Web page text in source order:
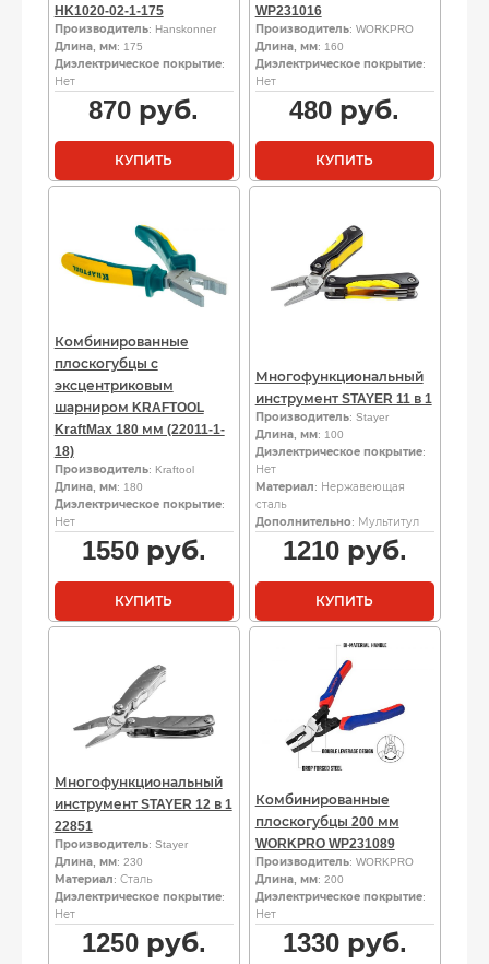
HK1020-02-1-175
Производитель: Hanskonner
Длина, мм: 175
Диэлектрическое покрытие:
Нет
870 руб.
КУПИТЬ
WP231016
Производитель: WORKPRO
Длина, мм: 160
Диэлектрическое покрытие:
Нет
480 руб.
КУПИТЬ
Комбинированные
плоскогубцы с
эксцентриковым
шарниром KRAFTOOL
KraftMax 180 мм (22011-1-
18)
Производитель: Kraftool
Длина, мм: 180
Диэлектрическое покрытие:
Нет
1550руб.
КУПИТЬ
Многофункциональный
инструмент STAYER 11 в 1
Производитель: Stayer
Длина, мм: 100
Диэлектрическое покрытие:
Нет
Материал: Нержавеющая
сталь
Дополнительно: Мультитул
1210руб.
КУПИТЬ
Многофункциональный
инструмент STAYER 12 в 1
22851
Производитель: Stayer
Длина, мм: 230
Материал: Сталь
Диэлектрическое покрытие:
Нет
1250руб.
Комбинированные
плоскогубцы 200 мм
WORKPRO WP231089
Производитель: WORKPRO
Длина, мм: 200
Диэлектрическое покрытие:
Нет
1330руб.